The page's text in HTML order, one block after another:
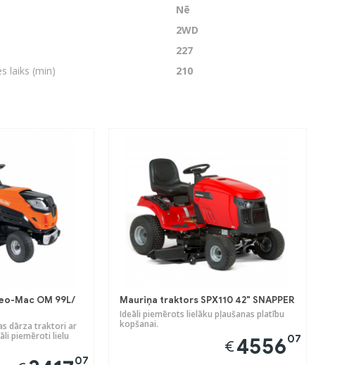
Nē
2WD
227
laiks (min)
210
Mac OM 99L/
dārza traktori ar
piemēroti lielu
07
Mauriņa traktors SPX110 42" SNAPPER
Ideāli piemērots lielāku pļaušanas platību
kopšanai.
€455607